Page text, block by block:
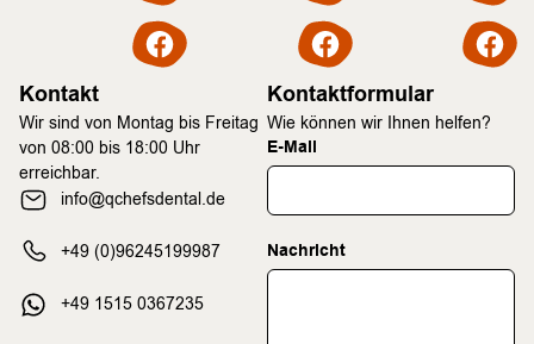
Kontakt
Wir sind von Montag bis Freitag
von 08:00 bis 18:00 Uhr
erreichbar.
info@qchefsdental.de
+49 (0)96245199987
+49 1515 0367235
Kontaktformular
Wie können wir Ihnen helfen?
E-Mail
Nachricht